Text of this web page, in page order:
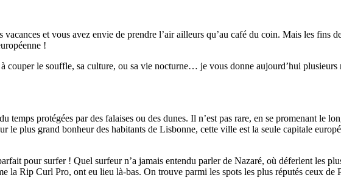
et vous avez envie de prendre l’air ailleurs qu’au café du coin. Mais les fins
!
couper le souffle, sa culture, ou sa vie nocturne… je vous donne aujourd’hui
protégées par des falaises ou des dunes. Il n’est pas rare, en se promenant le
le plus grand bonheur des habitants de Lisbonne, cette ville est la seule capitale
pour surfer ! Quel surfeur n’a jamais entendu parler de Nazaré, où déferlent les
la Rip Curl Pro, ont eu lieu là-bas. On trouve parmi les spots les plus réputés ceux